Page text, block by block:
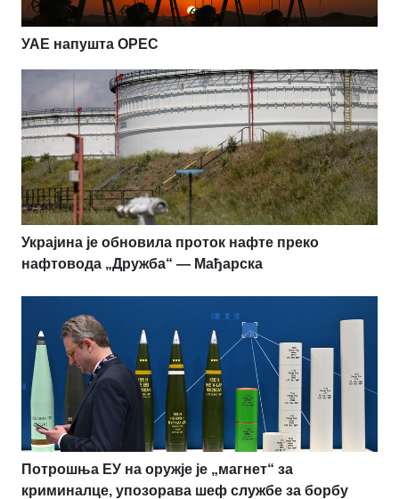
УАЕ напушта OPEC
Украјина је обновила проток нафте преко
нафтовода „Дружба“ — Мађарска
Потрошња ЕУ на оружје је „магнет“ за
криминалце, упозорава шеф службе за борбу